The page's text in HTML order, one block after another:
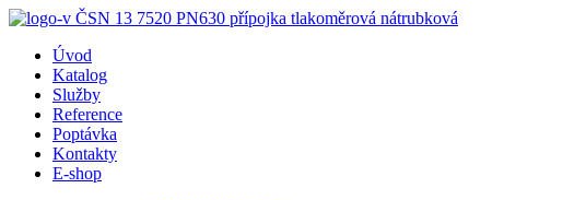
Úvod
Katalog
Služby
Reference
Poptávka
Kontakty
E-shop